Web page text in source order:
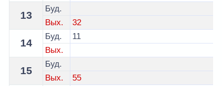
13
Буд.
Вых.
32
14
Буд.
11
Вых.
15
Буд.
Вых.
55